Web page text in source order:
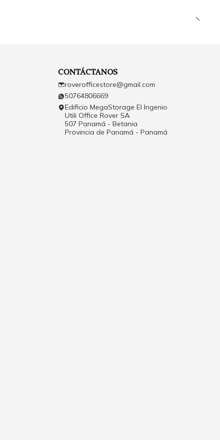
CONTÁCTANOS
roverofficestore@gmail.com
50764806669
Edificio MegaStorage El Ingenio
Utili Office Rover SA
507 Panamá - Betania
Provincia de Panamá - Panamá